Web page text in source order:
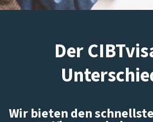
Der
Wir bieten den